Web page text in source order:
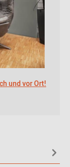
und vor Ort!